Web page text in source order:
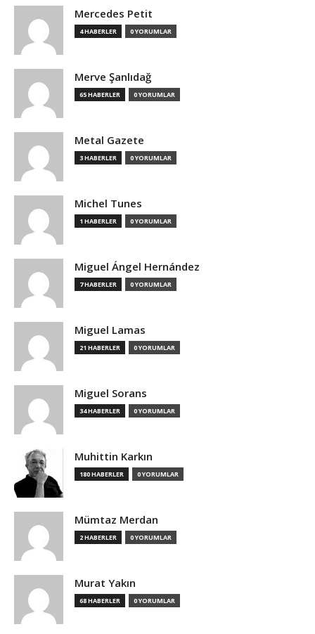
Mercedes Petit
4 HABERLER 0 YORUMLAR
Merve Şanlıdağ
65 HABERLER 0 YORUMLAR
Metal Gazete
3 HABERLER 0 YORUMLAR
Michel Tunes
1 HABERLER 0 YORUMLAR
Miguel Ángel Hernández
7 HABERLER 0 YORUMLAR
Miguel Lamas
21 HABERLER 0 YORUMLAR
Miguel Sorans
34 HABERLER 0 YORUMLAR
Muhittin Karkın
180 HABERLER 0 YORUMLAR
Mümtaz Merdan
2 HABERLER 0 YORUMLAR
Murat Yakın
68 HABERLER 0 YORUMLAR